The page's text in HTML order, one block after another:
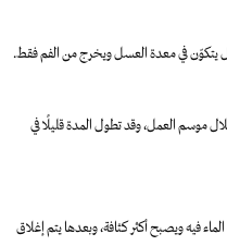
يتكوّن في معدة العسل ويخرج من الفم فقط.
العاملة بين 6 إلى 8 أسابيع خلال موسم العمل، وقد تطول المدة قليلًا في
فيه ويصبح أكثر كثافة، وبعدها يتم إغلاق